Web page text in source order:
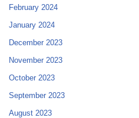
February 2024
January 2024
December 2023
November 2023
October 2023
September 2023
August 2023